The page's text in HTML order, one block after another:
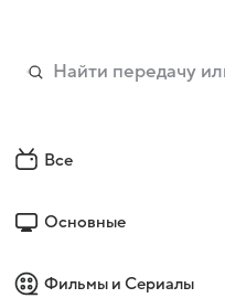
Все
Основные
Фильмы и Сериалы